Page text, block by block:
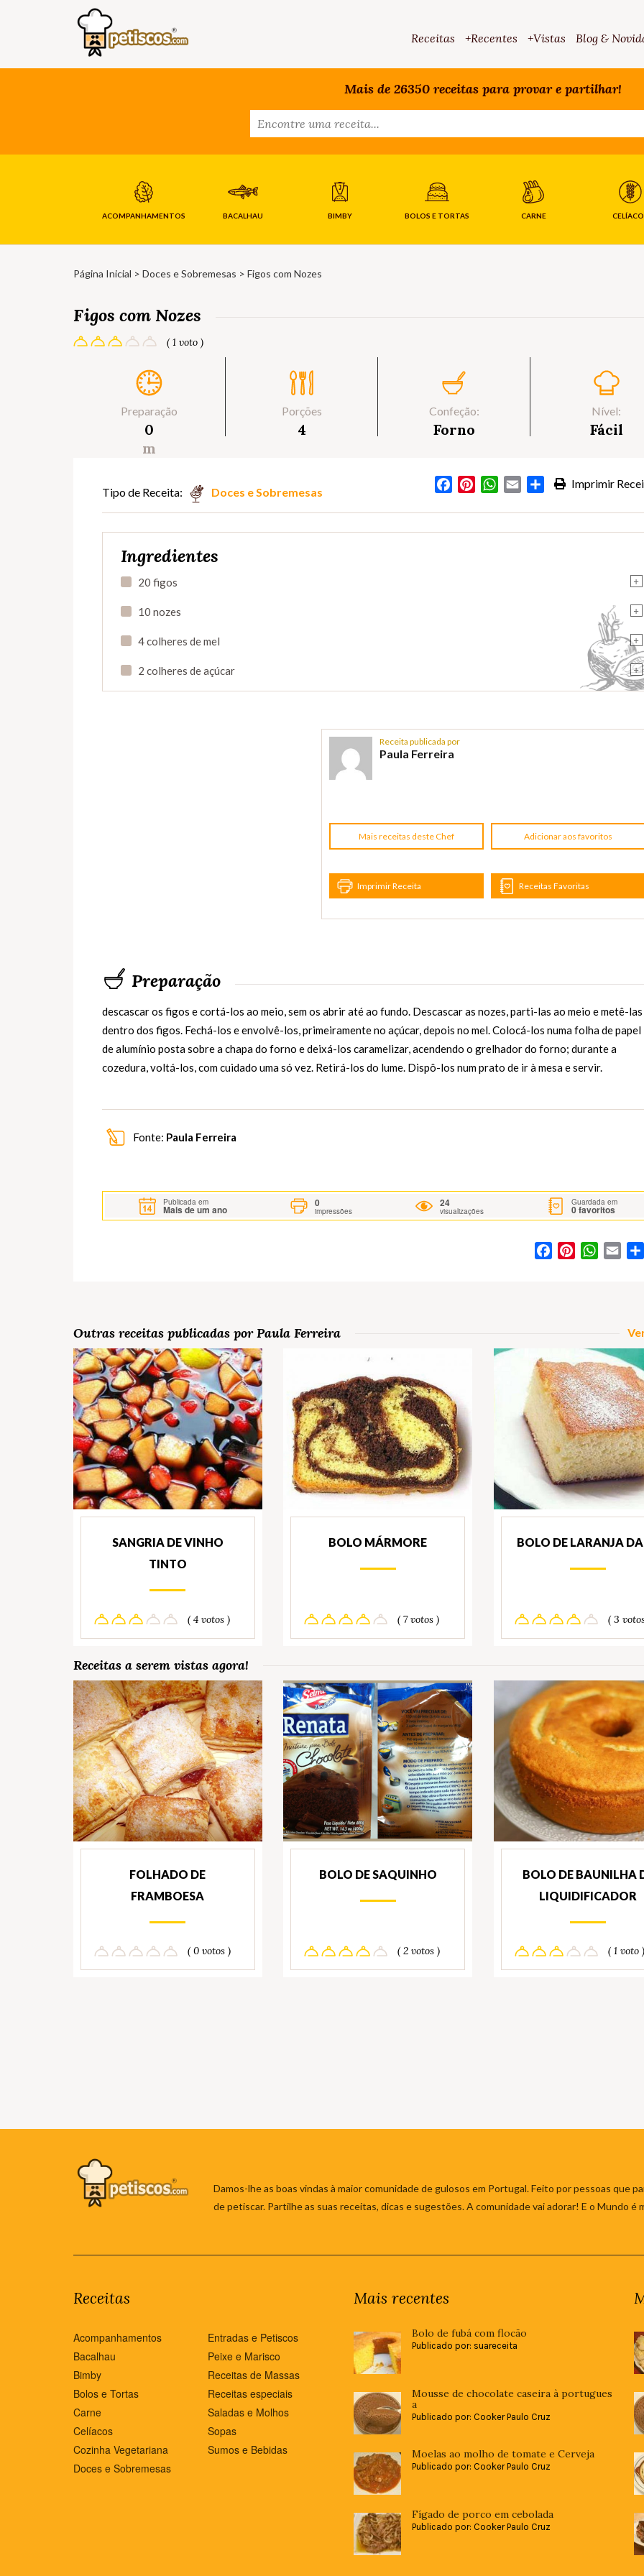
Receitas +Recentes +Vistas Blog &
Mais de 26350 receitas para provar e partilhar!
ACOMPANHAMENTOS BACALHAU BIMBY BOLOS E TORTAS CARNE
Página Inicial > Doces e Sobremesas > Figos com Nozes
Figos com Nozes
( 1 voto )
Preparação
0
m
Porções
4
Confeção:
Forno
Nível:
Fácil
Imprimir
FacebookPinterestWhatsApp
Email Partilhar
Tipo de Receita: Doces e Sobremesas
Ingredientes
+
20 figos
+
10 nozes
+
4 colheres de mel
+
2 colheres de açúcar
Receita publicada por
Paula Ferreira
Mais receitas deste Chef Adicionar aos favoritos
Imprimir Receita Receitas Favoritas
Preparação
descascar os figos e cortá-los ao meio, sem os abrir até ao fundo. Descascar as nozes, parti-las ao meio e metê-las
dentro dos figos. Fechá-los e envolvê-los, primeiramente no açúcar, depois no mel. Colocá-los numa folha de papel
de alumínio posta sobre a chapa do forno e deixá-los caramelizar, acendendo o grelhador do forno; durante a
cozedura, voltá-los, com cuidado uma só vez. Retirá-los do lume. Dispô-los num prato de ir à mesa e servir.
Fonte: Paula Ferreira
Publicada em
Mais de um ano
0
impressões
24
visualizações
Guardada em
0favoritos
FacebookPinterest
Outras receitas publicadas por Paula Ferreira
SANGRIA DE VINHO
TINTO
( 4 votos )
BOLO MÁRMORE
( 7 votos )
BOLO DE LARANJA
( 3
Receitas a serem vistas agora!
FOLHADO DE
FRAMBOESA
( 0 votos )
BOLO DE SAQUINHO
( 2 votos )
BOLO DE BAUNILHA
LIQUIDIFICADOR
( 1 voto )
Damos-lhe as boas vindas à maior comunidade de gulosos em Portugal. Feito por pessoas que
de petiscar. Partilhe as suas receitas, dicas e sugestões. A comunidade vai adorar! E o Mundo é
Receitas
Acompanhamentos
Bacalhau
Bimby
Bolos e Tortas
Carne
Celíacos
Cozinha Vegetariana
Doces e Sobremesas
Entradas e Petiscos
Peixe e Marisco
Receitas de Massas
Receitas especiais
Saladas e Molhos
Sopas
Sumos e Bebidas
Mais recentes
Bolo de fubá com flocão
Publicado por: suareceita
Mousse de chocolate caseira à portugues
a
Publicado por: Cooker Paulo Cruz
Moelas ao molho de tomate e Cerveja
Publicado por: Cooker Paulo Cruz
Fígado de porco em cebolada
Publicado por: Cooker Paulo Cruz